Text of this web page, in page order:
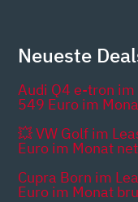
Neueste
Audi Q4 e-tron
549 Euro im
💥 VW Golf im
Euro im Monat
Cupra Born im
Euro im Monat